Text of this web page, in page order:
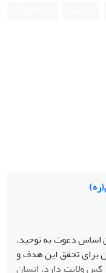
اساس دعوت به توحید،
برای تحقق این هدف و
ولایت دارد، انسان